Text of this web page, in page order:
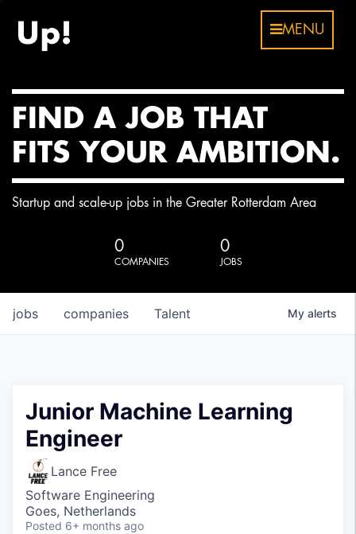
MENU
FIND A JOB THAT
FITS YOUR AMBITION.
Startup and scale-up jobs in the Greater Rotterdam Area
0
COMPANIES
0
JOBS
jobs companies Talent My alerts
Junior Machine Learning
Engineer
Lance Free
Software Engineering
Goes, Netherlands
Posted 6+ months ago